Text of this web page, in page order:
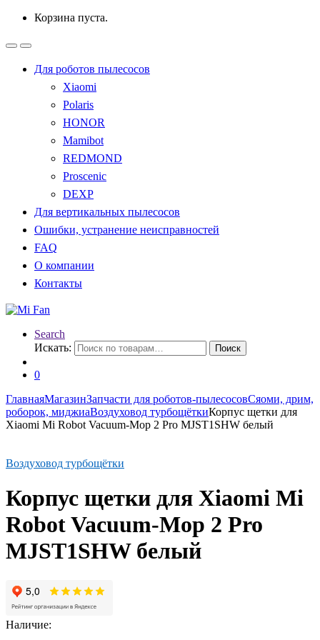
Корзина пуста.
Для роботов пылесосов
Xiaomi
Polaris
HONOR
Mamibot
REDMOND
Proscenic
DEXP
Для вертикальных пылесосов
Ошибки, устранение неисправностей
FAQ
О компании
Контакты
Search
Искать:
Поиск
0
ГлавнаяМагазинЗапчасти для роботов-пылесосовСяоми, дрим,
роборок, миджиаВоздуховод турбощёткиКорпус щетки для
Xiaomi Mi Robot Vacuum-Mop 2 Pro MJST1SHW белый
Воздуховод турбощётки
Корпус щетки для Xiaomi Mi
Robot Vacuum-Mop 2 Pro
MJST1SHW белый
Наличие: